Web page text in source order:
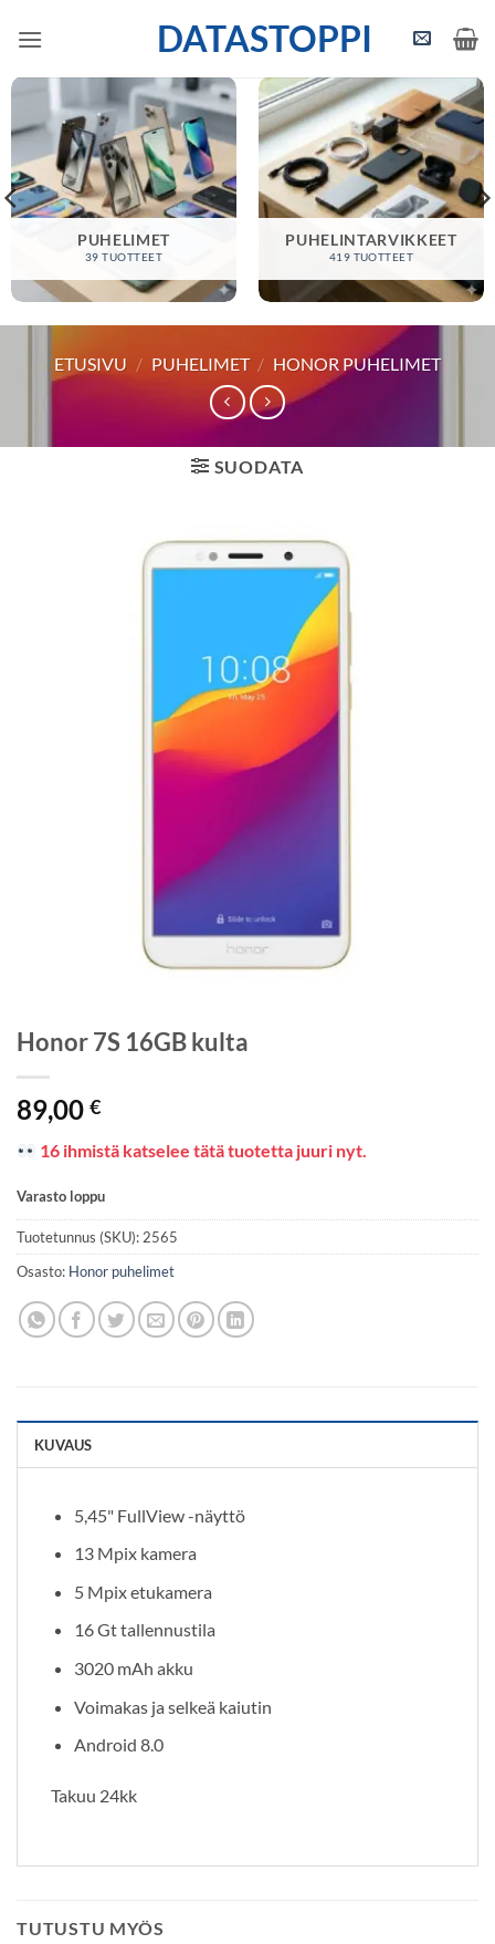
DATASTOPPI
PUHELIMET
39 TUOTTEET
PUHELINTARVIKKEET
419 TUOTTEET
ETUSIVU / PUHELIMET / HONOR PUHELIMET
SUODATA
Honor 7S 16GB kulta
89,00 €
16 ihmistä katselee tätä tuotetta juuri nyt.
Varasto loppu
Tuotetunnus (SKU): 2565
Osasto: Honor puhelimet
KUVAUS
5,45" FullView -näyttö
13 Mpix kamera
5 Mpix etukamera
16 Gt tallennustila
3020 mAh akku
Voimakas ja selkeä kaiutin
Android 8.0
Takuu 24kk
TUTUSTU MYÖS